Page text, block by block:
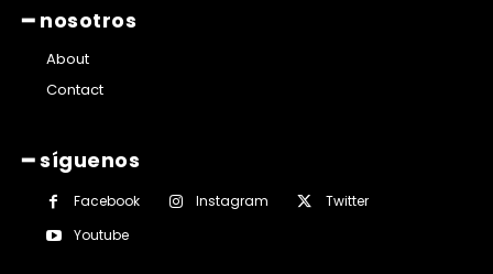
━ nosotros
About
Contact
━ síguenos
Facebook Instagram
Twitter
Youtube